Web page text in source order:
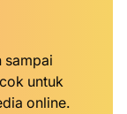
sampai
untuk
online.